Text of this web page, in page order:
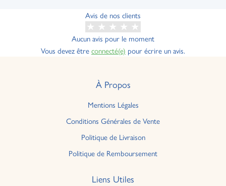
Avis de nos clients
Aucun avis pour le moment
Vous devez êtreconnecté(e) pour écrire un avis.
À Propos
Mentions Légales
Conditions Générales de Vente
Politique de Livraison
Politique de Remboursement
Liens Utiles